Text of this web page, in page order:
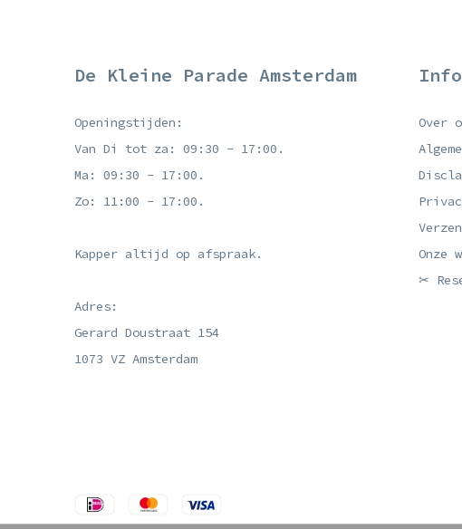
De Kleine Parade Amsterdam
Openingstijden:
Van Di tot za: 09:30 - 17:00.
Ma: 09:30 - 17:00.
Zo: 11:00 - 17:00.
Kapper altijd op afspraak.
Adres:
Gerard Doustraat 154
1073 VZ Amsterdam
Over
Onze
✂